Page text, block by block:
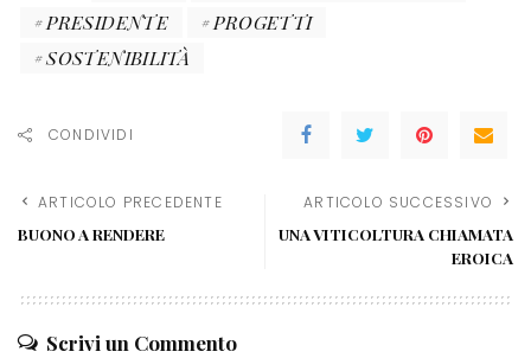
PRESIDENTE
PROGETTI
SOSTENIBILITÀ
CONDIVIDI
ARTICOLO PRECEDENTE
BUONO A RENDERE
ARTICOLO SUCCESSIVO
UNA VITICOLTURA CHIAMATA
EROICA
Scrivi un Commento